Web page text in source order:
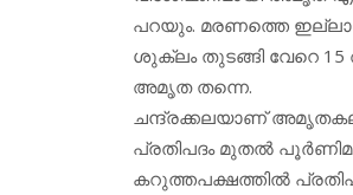
പറയും. മരണത്തെ
ശുക്ലം തുടങ്ങി വേറെ
അമൃത തന്നെ.
ചന്ദ്രക്കലയാണ്
പ്രതിപദം മുതല്‍
കറുത്തപക്ഷത്തില്‍